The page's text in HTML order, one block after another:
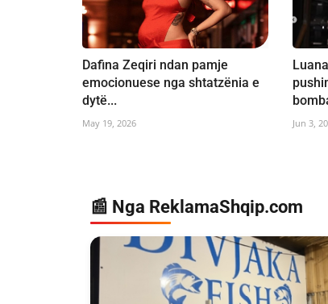
Dafina Zeqiri ndan pamje
emocionuese nga shtatzënia e
dytë...
May 19, 2026 Jun 3,
📰 Nga ReklamaShqip.com